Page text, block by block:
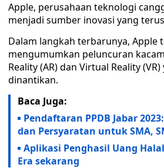
Apple, perusahaan teknologi
menjadi sumber inovasi yang
Dalam langkah terbarunya, Apple
mengumumkan peluncuran
Reality (AR) dan Virtual Reality
dinantikan.
Baca Juga:
Pendaftaran PPDB Jabar
dan Persyaratan untuk SMA,
Aplikasi Penghasil Uang
Era sekarang